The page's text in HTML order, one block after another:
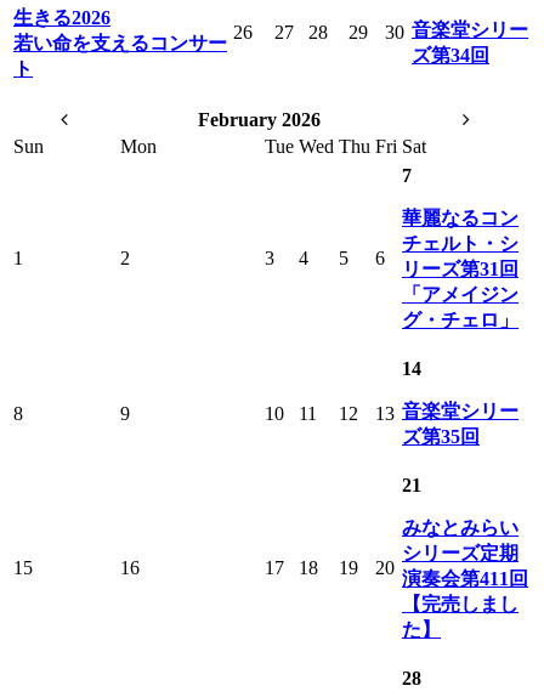
生きる2026
若い命を支えるコンサー
ト
26 27 28 29 30 音楽堂シリー
ズ第34回
February 2026
Sun
Mon Tue Wed Thu Fri Sat
1 2 3 4 5 6
7
華麗なるコン
チェルト・シ
リーズ第31回
「アメイジン
グ・チェロ」
8 9 10 11 12 13
14
音楽堂シリー
ズ第35回
15 16 17 18 19 20
21
みなとみらい
シリーズ定期
演奏会第411回
【完売しまし
た】
28